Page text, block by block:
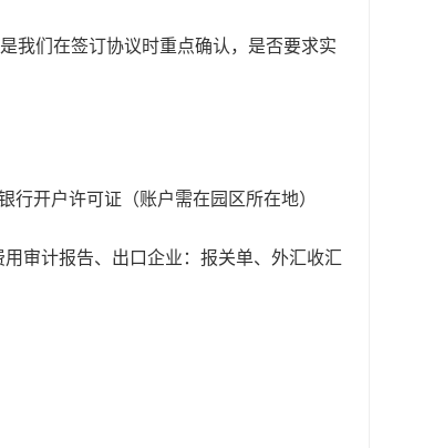
我们在签订协议时重点确认，是否要求实
开户许可证（账户需在园区所在地）
审计报告、出口企业：报关单、外汇收汇